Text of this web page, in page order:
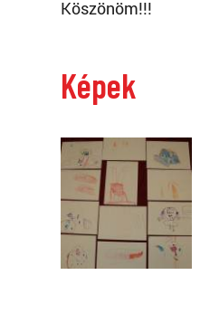
Köszönöm!!!
Képek